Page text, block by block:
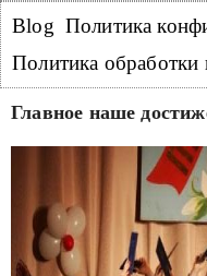
Blog Политика
Политика
Главное наше